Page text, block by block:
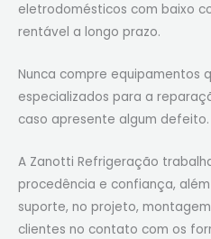
eletrodomésticos com baixo
rentável a longo prazo.
Nunca compre equipamentos
especializados para a
caso apresente algum defeito.
A Zanotti Refrigeração
procedência e confiança,
suporte, no projeto,
clientes no contato com os